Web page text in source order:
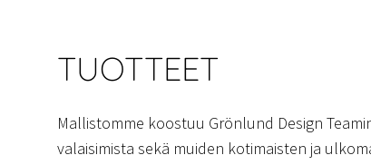
TUOTTEET
Mallistomme koostuu Grönlund Design
valaisimista sekä muiden kotimaisten ja